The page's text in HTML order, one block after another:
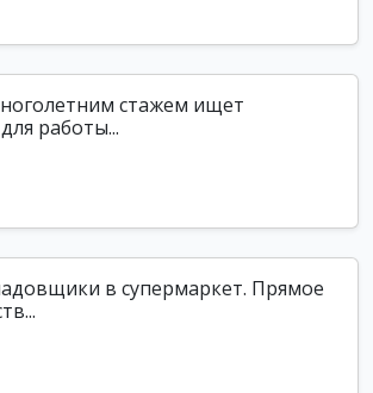
стажем ищет
работы...
в супермаркет. Прямое